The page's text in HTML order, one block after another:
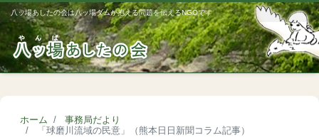
八ッ場あしたの会は八ッ場ダムが抱える問題を伝えるNGOです
ホーム
事務局だより
「球磨川流域の民意」（熊本日日新聞コラム記事）